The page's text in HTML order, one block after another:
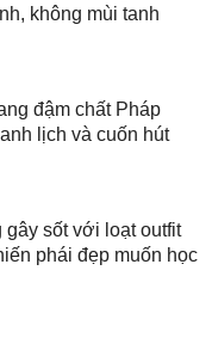
không mùi tanh
đậm chất Pháp
lịch và cuốn hút
sốt với loạt outfit
phái đẹp muốn học